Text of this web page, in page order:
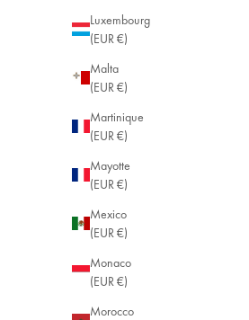
Luxembourg
(EUR €)
Malta
(EUR €)
Martinique
(EUR €)
Mayotte
(EUR €)
Mexico
(EUR €)
Monaco
(EUR €)
Morocco